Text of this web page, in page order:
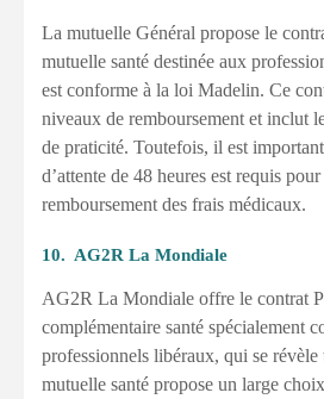
La mutuelle Général propose le
mutuelle santé destinée aux
est conforme à la loi Madelin. Ce
niveaux de remboursement et inclut
de praticité. Toutefois, il est
d’attente de 48 heures est requis
remboursement des frais médicaux.
10. AG2R La Mondiale
AG2R La Mondiale offre le contrat
complémentaire santé spécialement
professionnels libéraux, qui se révèle
mutuelle santé propose un large